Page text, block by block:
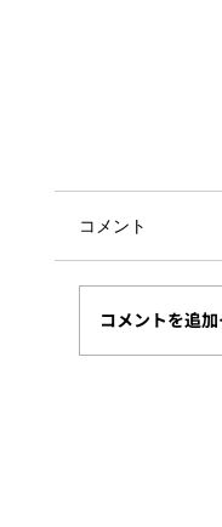
Azure
環境でリモ
つといつも
す。 以下
コメント
コメントを追